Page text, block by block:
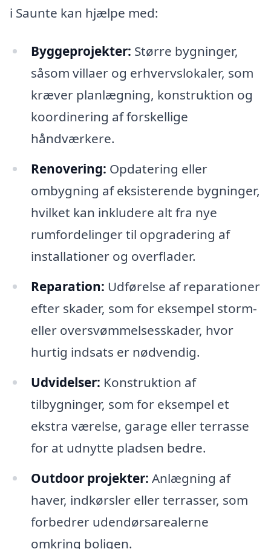
i Saunte kan hjælpe med:
Byggeprojekter: Større bygninger,
såsom villaer og erhvervslokaler, som
kræver planlægning, konstruktion og
koordinering af forskellige
håndværkere.
Renovering: Opdatering eller
ombygning af eksisterende bygninger,
hvilket kan inkludere alt fra nye
rumfordelinger til opgradering af
installationer og overflader.
Reparation: Udførelse af reparationer
efter skader, som for eksempel storm-
eller oversvømmelsesskader, hvor
hurtig indsats er nødvendig.
Udvidelser: Konstruktion af
tilbygninger, som for eksempel et
ekstra værelse, garage eller terrasse
for at udnytte pladsen bedre.
Outdoor projekter: Anlægning af
haver, indkørsler eller terrasser, som
forbedrer udendørsarealerne
omkring boligen.